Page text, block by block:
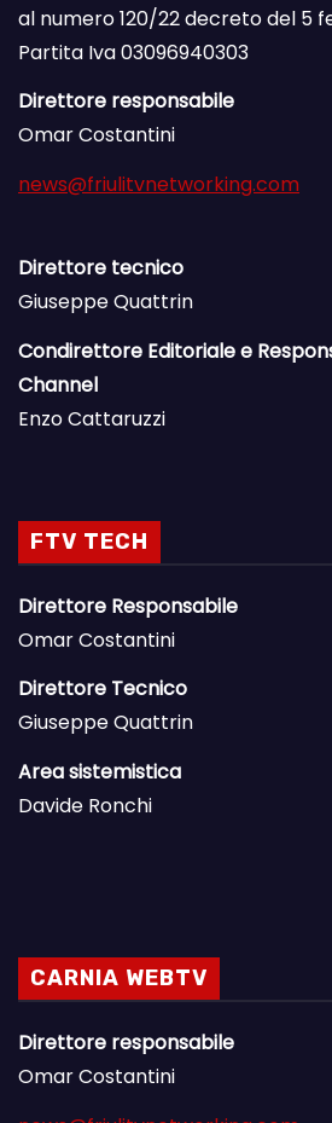
al numero 120/22 decreto del 5
Partita Iva 03096940303
Direttore responsabile
Omar Costantini
news@friulitvnetworking.com
Direttore tecnico
Giuseppe Quattrin
Condirettore Editoriale e
Channel
Enzo Cattaruzzi
FTV TECH
Direttore Responsabile
Omar Costantini
Direttore Tecnico
Giuseppe Quattrin
Area sistemistica
Davide Ronchi
CARNIA WEBTV
Direttore responsabile
Omar Costantini